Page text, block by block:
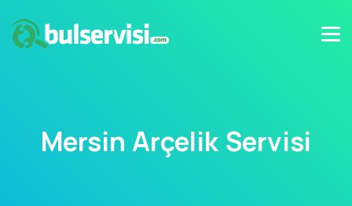
Mersin Arçelik Servisi